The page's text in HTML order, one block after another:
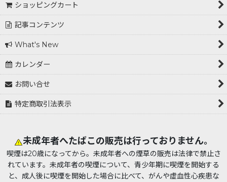
ショッピングカート
記事コンテンツ
What's New
カレンダー
お問い合せ
特定商取引法表示
未成年者へたばこの販売は行っておりません。
喫煙は20歳になってから。未成年者への煙草の販売は法律で禁止さ
れています。未成年者の喫煙について、青少年期に喫煙を開始する
と、成人後に喫煙を開始した場合に比べて、がんや虚血性心疾患な